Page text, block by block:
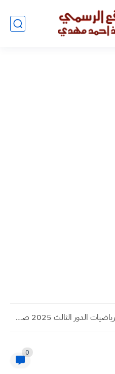
أسئلة الرياضيات الدور الثالث 2025 صف السادس الابتدائي
0